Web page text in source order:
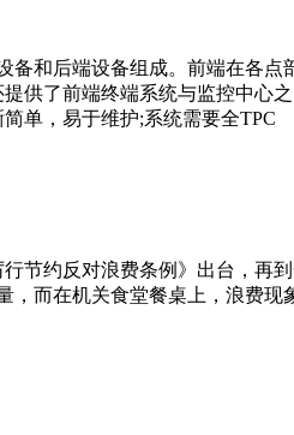
备和后端设备组成。前端在各
供了前端终端系统与监控中心
单，易于维护;系统需要全TPC
节约反对浪费条例》出台，
，而在机关食堂餐桌上，浪费